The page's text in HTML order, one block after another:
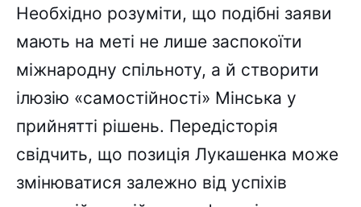
Необхідно розуміти, що подібні заяви
мають на меті не лише заспокоїти
міжнародну спільноту, а й створити
ілюзію «самостійності» Мінська у
прийнятті рішень. Передісторія
свідчить, що позиція Лукашенка може
змінюватися залежно від успіхів